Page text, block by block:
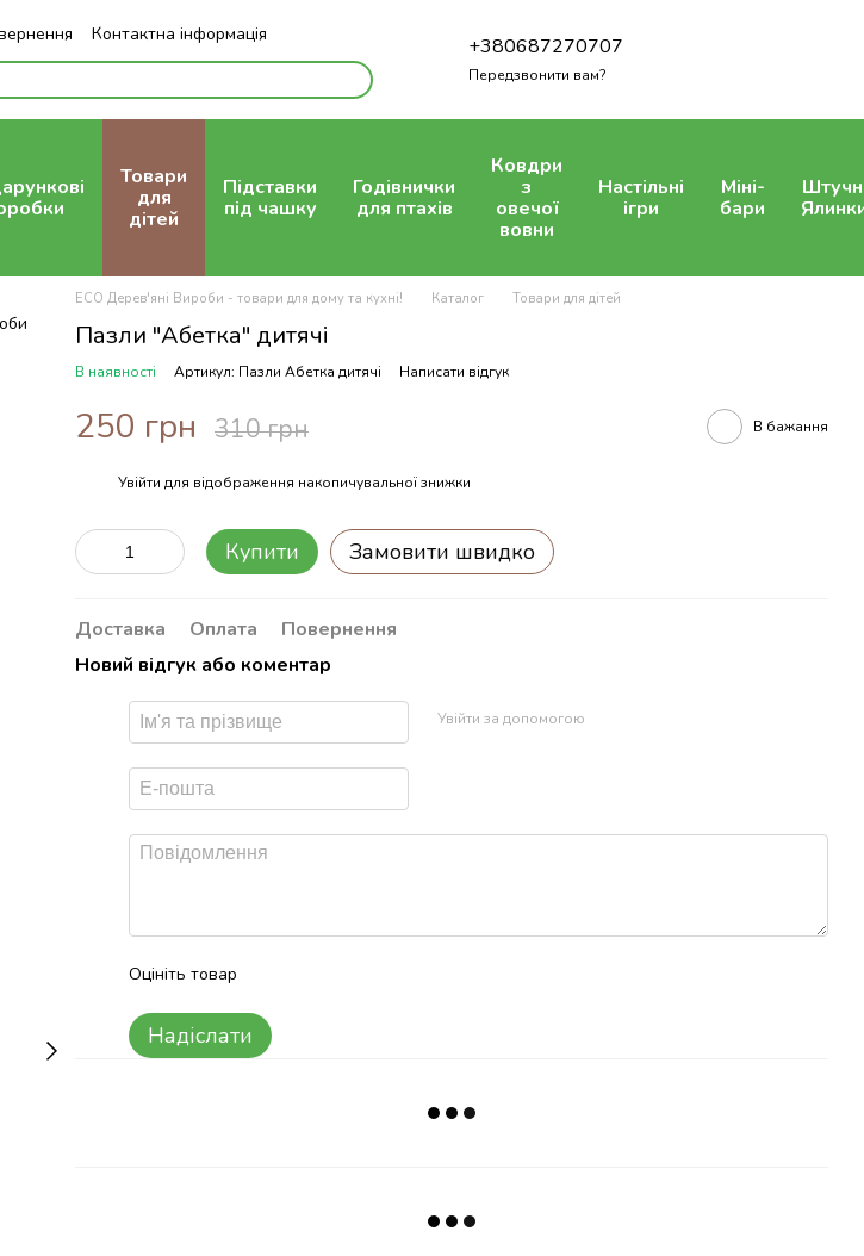
Контактна інформація
+380687270707
Передзвонити вам?
Товари
для
дітей
Підставки
під чашку
Годівнички
для птахів
Ковдри
з
овечої
вовни
Настільні
ігри
Міні-
бари
ECO Дерев'яні Вироби - товари для дому та кухні! Каталог Товари для дітей
Пазли "Абетка" дитячі
В наявності Артикул: Пазли Абетка дитячі Написати відгук
250 грн 310 грн В бажання
Увійти для відображення накопичувальної знижки
Купити Замовити швидко
Доставка Оплата
Повернення
Новий відгук або коментар
Увійти за допомогою
Оцініть товар
Надіслати